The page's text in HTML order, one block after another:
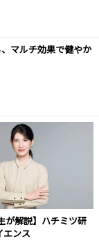
マルチ効果で健やか
が解説】ハチミツ研
エンス